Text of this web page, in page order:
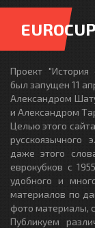
Проект "История
был запущен 11
Александром
и Александром
Целью этого
русскоязычного
даже этого
еврокубков с
удобного и
материалов по
фото материалы,
Публикуем